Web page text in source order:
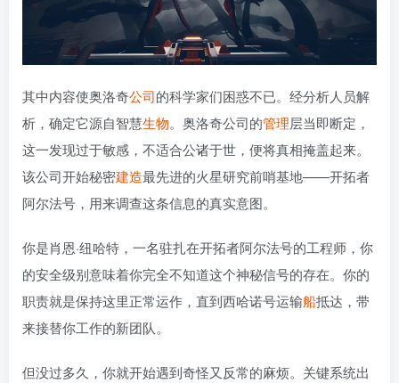
其中内容使奥洛奇公司的科学家们困惑不已。经分析人员解
析，确定它源自智慧生物。奥洛奇公司的管理层当即断定，
这一发现过于敏感，不适合公诸于世，便将真相掩盖起来。
该公司开始秘密建造最先进的火星研究前哨基地——开拓者
阿尔法号，用来调查这条信息的真实意图。
你是肖恩·纽哈特，一名驻扎在开拓者阿尔法号的工程师，你
的安全级别意味着你完全不知道这个神秘信号的存在。你的
职责就是保持这里正常运作，直到西哈诺号运输船抵达，带
来接替你工作的新团队。
但没过多久，你就开始遇到奇怪又反常的麻烦。关键系统出